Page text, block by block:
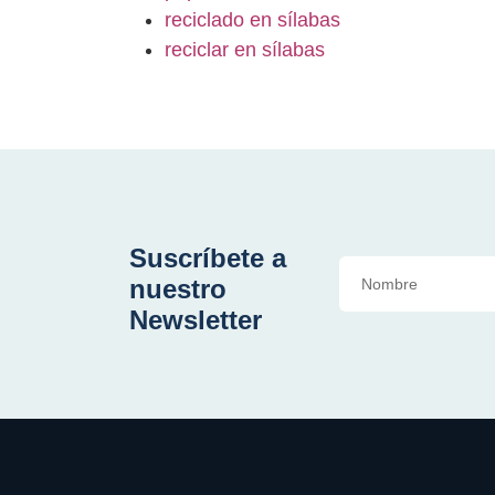
reciclado en sílabas
reciclar en sílabas
Suscríbete a
nuestro
Newsletter